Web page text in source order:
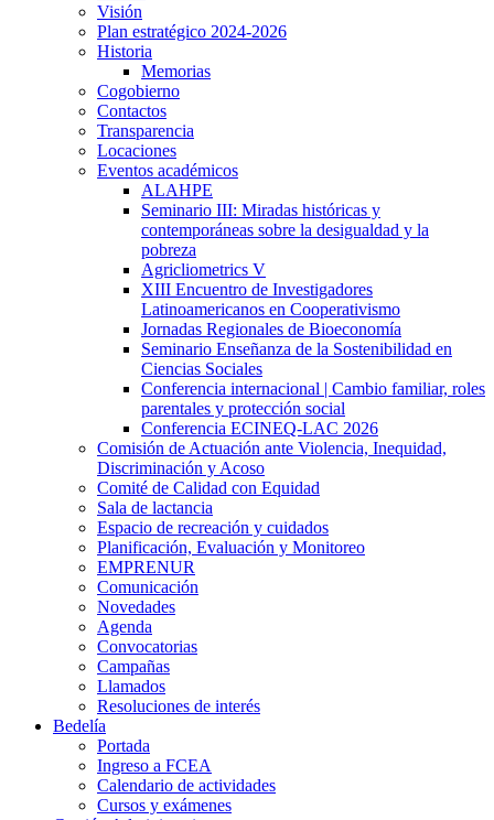
Visión
Plan estratégico 2024-2026
Historia
Memorias
Cogobierno
Contactos
Transparencia
Locaciones
Eventos académicos
ALAHPE
Seminario III: Miradas históricas y
contemporáneas sobre la desigualdad y la
pobreza
Agricliometrics V
XIII Encuentro de Investigadores
Latinoamericanos en Cooperativismo
Jornadas Regionales de Bioeconomía
Seminario Enseñanza de la Sostenibilidad en
Ciencias Sociales
Conferencia internacional | Cambio familiar, roles
parentales y protección social
Conferencia ECINEQ-LAC 2026
Comisión de Actuación ante Violencia, Inequidad,
Discriminación y Acoso
Comité de Calidad con Equidad
Sala de lactancia
Espacio de recreación y cuidados
Planificación, Evaluación y Monitoreo
EMPRENUR
Comunicación
Novedades
Agenda
Convocatorias
Campañas
Llamados
Resoluciones de interés
Bedelía
Portada
Ingreso a FCEA
Calendario de actividades
Cursos y exámenes